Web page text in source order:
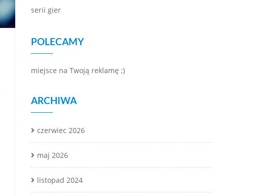
serii gier
POLECAMY
miejsce na Twoją reklamę ;)
ARCHIWA
czerwiec 2026
maj 2026
listopad 2024